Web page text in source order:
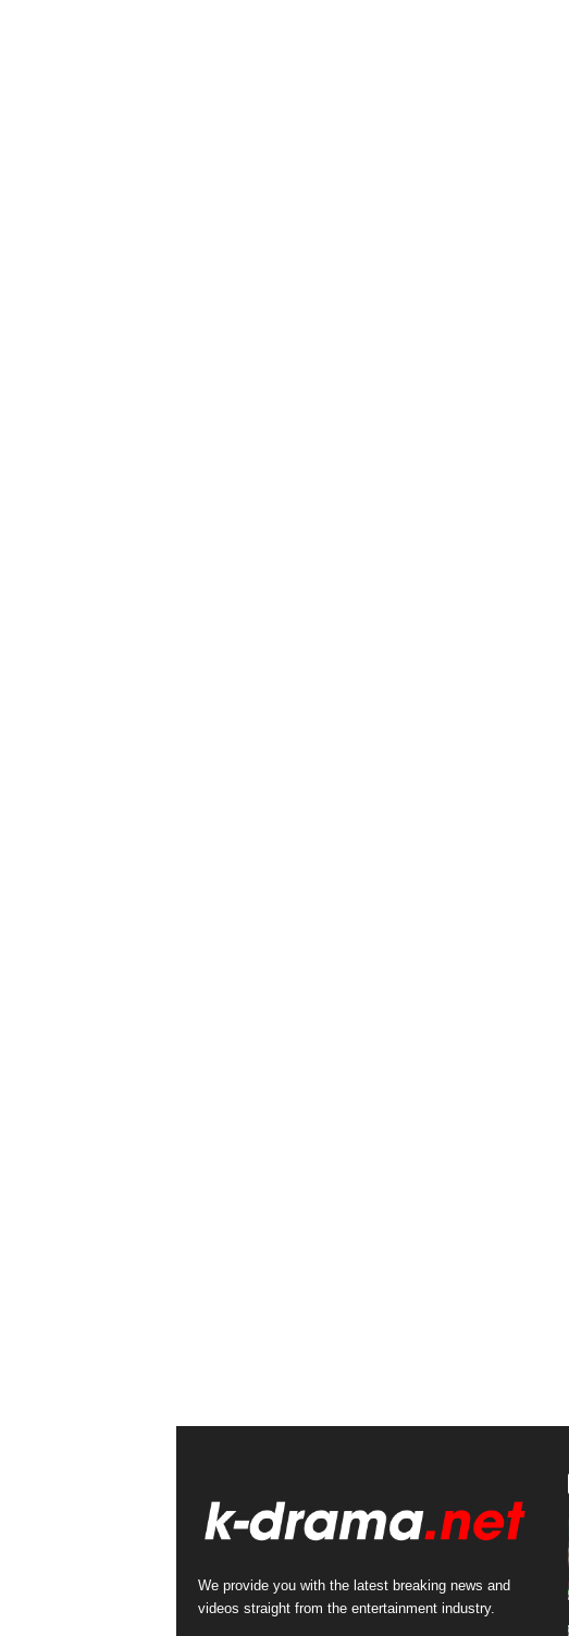
We provide you with the latest breaking news and
videos straight from the entertainment industry.